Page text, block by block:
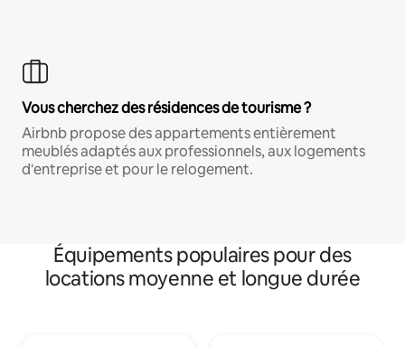
Vous cherchez des résidences de tourisme ?
Airbnb propose des appartements entièrement
meublés adaptés aux professionnels, aux logements
d'entreprise et pour le relogement.
Équipements populaires pour des
locations moyenne et longue durée